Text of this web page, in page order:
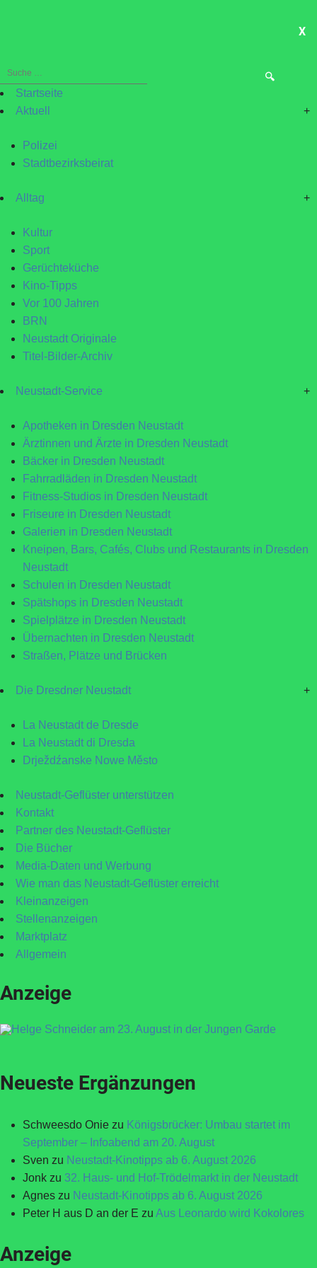
X
Suche
nach:Startseite
Aktuell
+
Polizei
Stadtbezirksbeirat
Alltag +
Kultur
Sport
Gerüchteküche
Kino-Tipps
Vor 100 Jahren
BRN
Neustadt Originale
Titel-Bilder-Archiv
Neustadt-Service +
Apotheken in Dresden Neustadt
Ärztinnen und Ärzte in Dresden Neustadt
Bäcker in Dresden Neustadt
Fahrradläden in Dresden Neustadt
Fitness-Studios in Dresden Neustadt
Friseure in Dresden Neustadt
Galerien in Dresden Neustadt
Kneipen, Bars, Cafés, Clubs und Restaurants in Dresden
Neustadt
Schulen in Dresden Neustadt
Spätshops in Dresden Neustadt
Spielplätze in Dresden Neustadt
Übernachten in Dresden Neustadt
Straßen, Plätze und Brücken
Die Dresdner Neustadt +
La Neustadt de Dresde
La Neustadt di Dresda
Drježdźanske Nowe Město
Neustadt-Geflüster unterstützen
Kontakt
Partner des Neustadt-Geflüster
Die Bücher
Media-Daten und Werbung
Wie man das Neustadt-Geflüster erreicht
Kleinanzeigen
Stellenanzeigen
Marktplatz
Allgemein
Anzeige
Neueste Ergänzungen
Schweesdo Onie zu Königsbrücker: Umbau startet im
September – Infoabend am 20. August
Sven zu Neustadt-Kinotipps ab 6. August 2026
Jonk zu 32. Haus- und Hof-Trödelmarkt in der Neustadt
Agnes zu Neustadt-Kinotipps ab 6. August 2026
Peter H aus D an der E zu Aus Leonardo wird Kokolores
Anzeige